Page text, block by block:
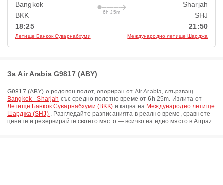
Bangkok
BKK
18:25
Летище Банкок Суварнабхуми
6h 25m
Sharjah
SHJ
21:50
Международно летище Шарджа
За Air Arabia G9817 (ABY)
G9817 (ABY) е редовен полет, опериран от Air Arabia, свързващ
Bangkok - Sharjah със средно полетно време от6h 25m. Излита от
Летище Банкок Суварнабхуми (BKK) и кацва на Международно летище
Шарджа (SHJ) . Разгледайте разписанията в реално време, сравнете
цените и резервирайте своето място — всичко на едно място в Airpaz.